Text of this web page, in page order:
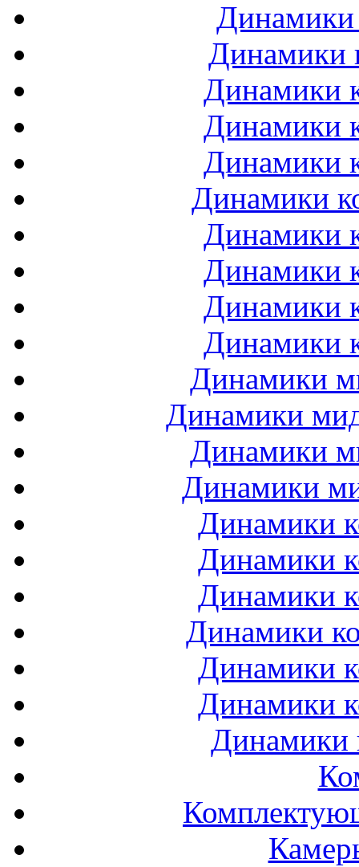
Динамики
Динамики
Динамики
Динамики
Динамики
Динамики
Динамики
Динамики
Динамики
Динамики
Динамики
Динамики
Динамики
Динамики
Динамики
Динамики
Динамики
Динамики
Динамики
Динамики
Динамики